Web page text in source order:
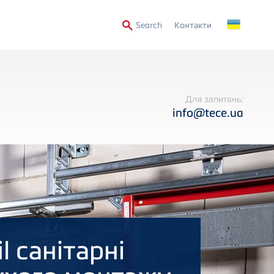
SearchSecondary
Контакти
Для запитань:
info@tece.ua